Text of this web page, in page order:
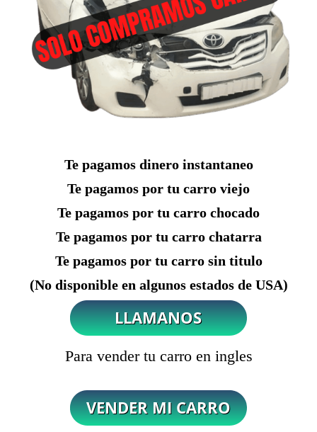
Te pagamos dinero instantaneo
Te pagamos por tu carro viejo
Te pagamos por tu carro chocado
Te pagamos por tu carro chatarra
Te pagamos por tu carro sin titulo
(No disponible en algunos estados de USA)
Para vender tu carro en ingles